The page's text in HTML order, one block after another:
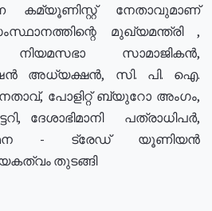
കമ്യൂണിസ്റ്റ് നേതാവുമാണ്
മുഖ്യമന്ത്രി ,
നിയമസഭാ സാമാജികൻ,
അധ്യക്ഷൻ, സി. പി. ഐ.
പോളിറ്റ് ബ്യുറോ അംഗം,
ദേശാഭിമാനി പത്രാധിപർ,
- ട്രേഡ് യൂണിയൻ
തുടങ്ങി